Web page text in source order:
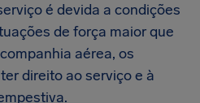
é devida a condições
de força maior que
aérea, os
direito ao serviço e à